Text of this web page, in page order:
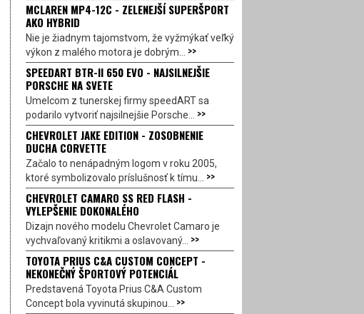
MCLAREN MP4-12C - ZELENEJŠÍ SUPERŠPORT
AKO HYBRID
Nie je žiadnym tajomstvom, že vyžmýkať veľký
výkon z malého motora je dobrým... >>
SPEEDART BTR-II 650 EVO - NAJSILNEJŠIE
PORSCHE NA SVETE
Umelcom z tunerskej firmy speedART sa
podarilo vytvoriť najsilnejšie Porsche... >>
CHEVROLET JAKE EDITION - ZOSOBNENIE
DUCHA CORVETTE
Začalo to nenápadným logom v roku 2005,
ktoré symbolizovalo príslušnosť k tímu... >>
CHEVROLET CAMARO SS RED FLASH -
VYLEPŠENIE DOKONALÉHO
Dizajn nového modelu Chevrolet Camaro je
vychvaľovaný kritikmi a oslavovaný... >>
TOYOTA PRIUS C&A CUSTOM CONCEPT -
NEKONEČNÝ ŠPORTOVÝ POTENCIÁL
Predstavená Toyota Prius C&A Custom
Concept bola vyvinutá skupinou... >>